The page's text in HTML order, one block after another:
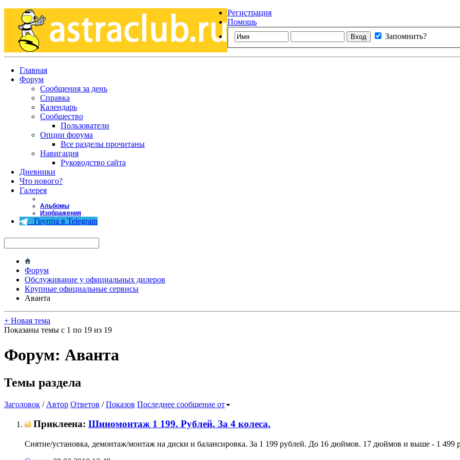
Регистрация
Помощь
Запомнить?
Главная
Форум
Сообщения за день
Справка
Календарь
Сообщество
Пользователи
Опции форума
Все разделы прочитаны
Навигация
Руководство сайта
Дневники
Что нового?
Галерея
Альбомы
Изображения
Группа в Telegram
Форум
Обслуживание у официальных дилеров
Крупные официальные сервисы
Аванта
+ Новая тема
Показаны темы с 1 по 19 из 19
Форум: Аванта
Темы раздела
Заголовок / Автор Ответов /Показов Последнее сообщение от
Приклеена: Шиномонтаж 1 199. Рублей. За 4 колеса.
Снятие/установка, демонтаж/монтаж на диски и балансировка. За 1 199 рублей. До 16 дюймов. 17 дюймов и выше - 1 499